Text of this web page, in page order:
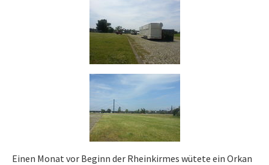
Einen Monat vor Beginn der Rheinkirmes wütete ein Orkan